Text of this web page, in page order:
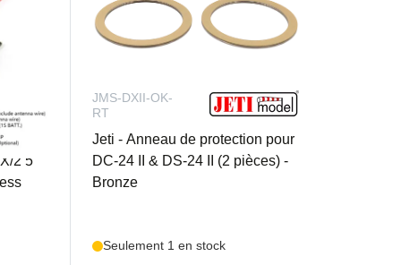
2 5
JMS-DXII-OK-
RT
Jeti - Anneau de protection pour
DC-24 II & DS-24 II (2 pièces) -
Bronze
Seulement 1 en stock